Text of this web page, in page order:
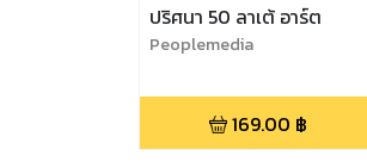
ปริศนา 50 ลาเต้ อาร์ต
Peoplemedia
169.00 ฿